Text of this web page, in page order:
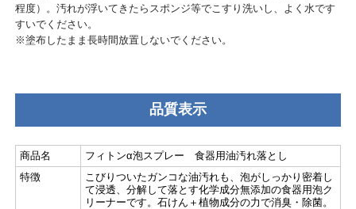
程度）。汚れが浮いてきたらスポンジ等でこすり洗いし、よく水です
すいでください。
※塗布したまま長時間放置しないでください。
品質表示
商品名
フィトンα泡スプレー 食器用油汚れ落とし
特徴
こびりついたガンコな油汚れも、泡がしっかり密着し
て浸透、分解して落とす化学成分無添加の食器用泡ク
リーナーです。石けん＋植物成分の力で消臭・除菌。